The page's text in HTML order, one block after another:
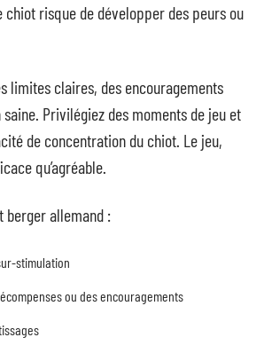
risque de développer des peurs ou
limites claires, des encouragements
Privilégiez des moments de jeu et
de concentration du chiot. Le jeu,
qu’agréable.
berger allemand :
stimulation
ou des encouragements